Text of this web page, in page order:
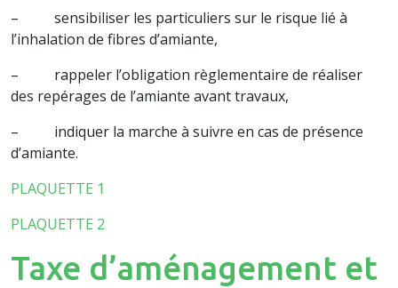
– sensibiliser les particuliers sur le risque lié à
l’inhalation de fibres d’amiante,
– rappeler l’obligation règlementaire de réaliser
des repérages de l’amiante avant travaux,
– indiquer la marche à suivre en cas de présence
d’amiante.
PLAQUETTE 1
PLAQUETTE 2
Taxe d’aménagement et